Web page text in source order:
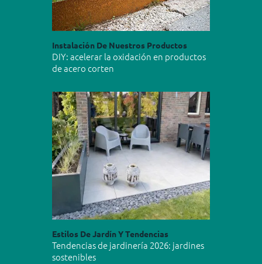
Instalación De Nuestros Productos
DIY: acelerar la oxidación en productos
de acero corten
Estilos De Jardín Y Tendencias
Tendencias de jardinería 2026: jardines
sostenibles